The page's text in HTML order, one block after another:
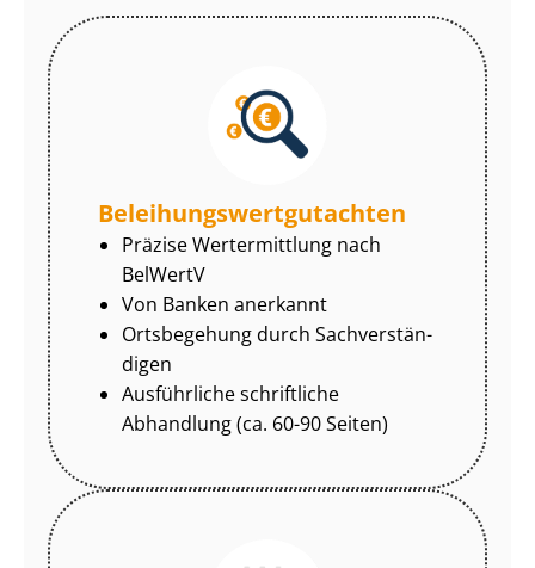
Be­lei­hungs­wert­gut­ach­ten
Präzise Wertermittlung nach
BelWertV
Von Banken anerkannt
Ortsbegehung durch Sach­ver­stän­
di­gen
Ausführliche schriftliche
Abhandlung (ca. 60-90 Seiten)